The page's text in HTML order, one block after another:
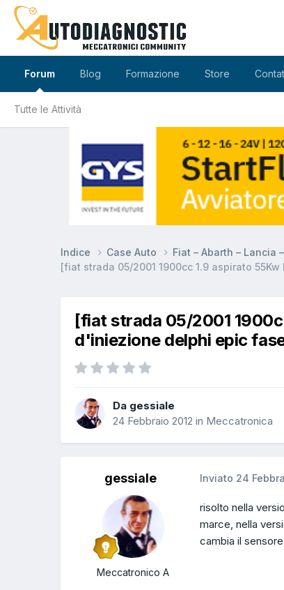
Forum
Tutte le Attività
Blog Formazione Store
Indice Case Auto Fiat – Abarth – Lancia
[fiat strada 05/2001 1900cc 1.9 aspirato
[fiat strada 05/2001
d'iniezione delphi epic
Da gessiale
24 Febbraio 2012 in Meccatronica
gessiale
Meccatronico A
Inviato 24
risolto nella
marce, nella
cambia il